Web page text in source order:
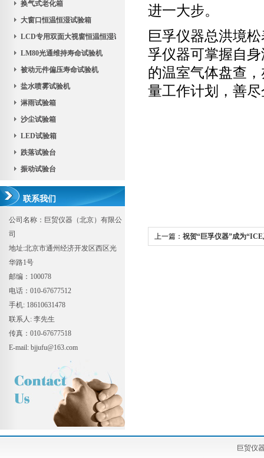
换气式老化箱
大窗口恒温恒湿试验箱
LCD专用双面大视窗恒温恒湿试验机
LM80光通维持寿命试验机
被动元件偏压寿命试验机
盐水喷雾试验机
淋雨试验箱
沙尘试验箱
LED试验箱
跌落试验台
振动试验台
联系我们
公司名称：巨贸仪器（北京）有限公
司
地址:北京市通州经济开发区西区光
华路1号
邮编：100078
电话：010-67677512
手机: 18610631478
联系人: 李先生
传真：010-67677518
E-mail: bjjufu@163.com
进一大步。
巨孚仪器总洪境
孚仪器可掌握自
的温室气体盘查
量工作计划，善
上一篇：祝贺“巨孚仪器”成为
巨贸仪